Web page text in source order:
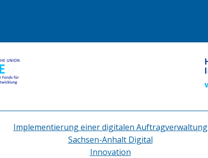
Implementierung einer digitalen Auftragverwaltung
Sachsen-Anhalt Digital
Innovation